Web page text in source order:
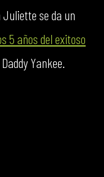
Juliette se da un
5 años del exitoso
Yankee.